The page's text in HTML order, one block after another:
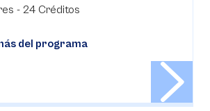
- 24 Créditos
del programa